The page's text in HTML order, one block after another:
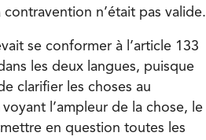
n’était pas valide.
se conformer à l’article 133
les deux langues, puisque
clarifier les choses au
l’ampleur de la chose, le
en question toutes les